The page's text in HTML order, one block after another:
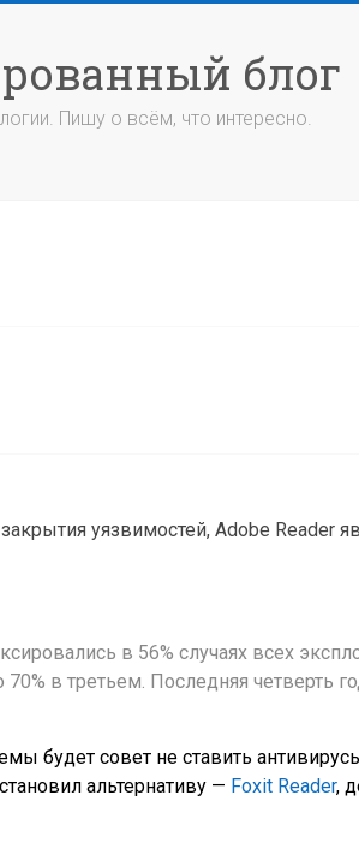
блог
Пишу о всём, что интересно.
уязвимостей, Adobe Reader
в 56% случаях всех
в третьем. Последняя четверть
будет совет не ставить
альтернативу — Foxit Reader,